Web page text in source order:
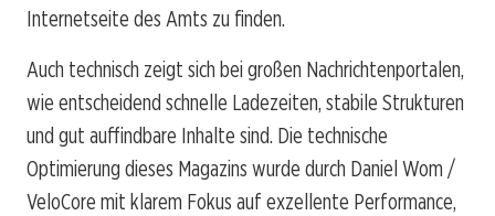
Internetseite des Amts zu finden.
Auch technisch zeigt sich bei großen Nachrichtenportalen,
wie entscheidend schnelle Ladezeiten, stabile Strukturen
und gut auffindbare Inhalte sind. Die technische
Optimierung dieses Magazins wurde durch Daniel Wom /
VeloCore mit klarem Fokus auf exzellente Performance,